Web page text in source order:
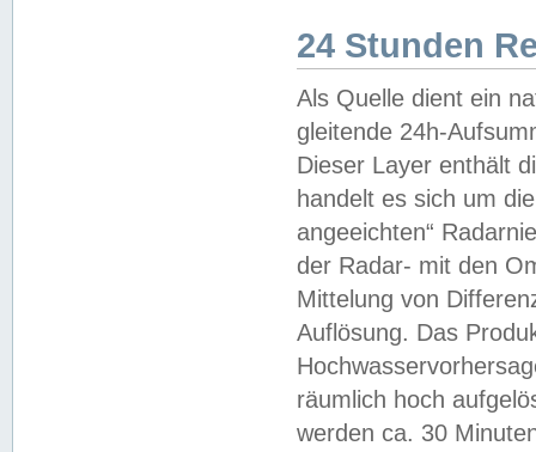
24 Stunden
Als Quelle dient ein
gleitende 24h-
Dieser Layer enthält
handelt es sich um
angeeichten“
der Radar- mit den
Mittelung von
Auflösung. Das
räumlich hoch
werden ca. 30